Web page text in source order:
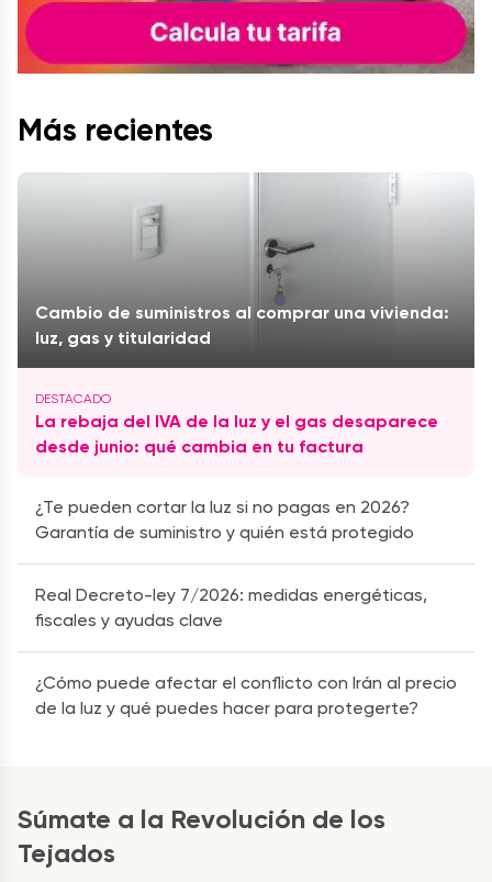
Más recientes
Cambio de suministros al comprar una vivienda:
luz, gas y titularidad
La rebaja del IVA de la luz y el gas desaparece
desde junio: qué cambia en tu factura
¿Te pueden cortar la luz si no pagas en 2026?
Garantía de suministro y quién está protegido
Real Decreto-ley 7/2026: medidas energéticas,
fiscales y ayudas clave
¿Cómo puede afectar el conflicto con Irán al precio
de la luz y qué puedes hacer para protegerte?
Súmate a la Revolución de los
Tejados